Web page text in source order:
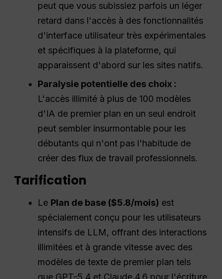
peut que vous subissiez parfois un léger
retard dans l'accès à des fonctionnalités
d'interface utilisateur très expérimentales
et spécifiques à la plateforme, qui
apparaissent d'abord sur les sites natifs.
Paralysie potentielle des choix :
L'accès illimité à plus de 100 modèles
d'IA de premier plan en un seul endroit
peut sembler insurmontable pour les
débutants qui n'ont pas l'habitude de
créer des flux de travail professionnels.
Tarification
Le Plan de base ($5.8/mois) est
spécialement conçu pour les utilisateurs
intensifs de LLM, offrant des interactions
illimitées et à grande vitesse avec des
modèles de texte de premier plan tels
que GPT-5.4 et Claude 4.6 pour l'écriture